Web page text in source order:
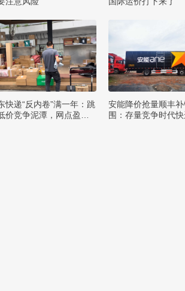
快递“反内卷”满一年：跳
价竞争泥潭，网点盈利
安能降价抢量顺丰
围：存量竞争时代